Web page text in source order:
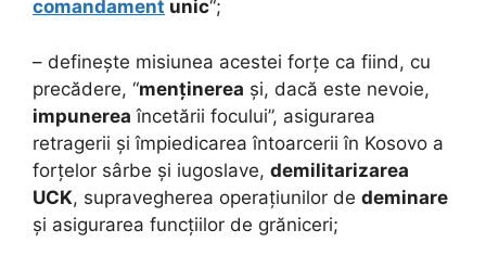
comandament unic“;
– definește misiunea acestei forțe ca fiind, cu
precădere, “menținerea și, dacă este nevoie,
impunerea încetării focului”, asigurarea
retragerii și împiedicarea întoarcerii în Kosovo a
forțelor sârbe și iugoslave, demilitarizarea
UCK, supravegherea operațiunilor de deminare
și asigurarea funcțiilor de grăniceri;